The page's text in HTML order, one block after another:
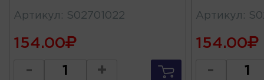
Артикул : S02701022
154.00
- +
Артикул :
154.00
-